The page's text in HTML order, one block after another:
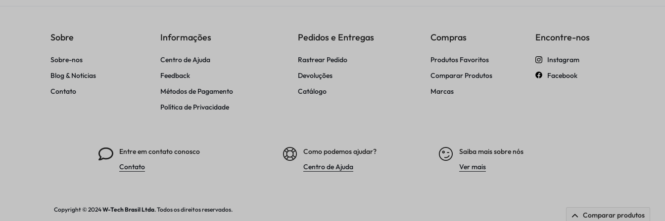
Sobre
Sobre-nos
Blog & Noticias
Contato
Informações
Centro de Ajuda
Feedback
Métodos de Pagamento
Política de Privacidade
Pedidos e Entregas
Rastrear Pedido
Devoluções
Catálogo
Compras
Produtos Favoritos
Comparar Produtos
Marcas
Encontre-nos
Instagram
Facebook
Entre em contato conosco
Contato
Como podemos ajudar?
Centro de Ajuda
Saiba mais sobre nós
Ver mais
Copyright © 2024W-TechBrasil Ltda. Todos os direitos reservados.
Comparar produtos